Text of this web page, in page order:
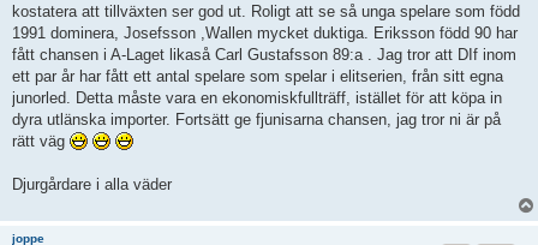
kostatera att tillväxten ser god ut. Roligt att se så unga spelare som född
1991 dominera, Josefsson ,Wallen mycket duktiga. Eriksson född 90 har
fått chansen i A-Laget likaså Carl Gustafsson 89:a . Jag tror att DIf inom
ett par år har fått ett antal spelare som spelar i elitserien, från sitt egna
junorled. Detta måste vara en ekonomiskfullträff, istället för att köpa in
dyra utlänska importer. Fortsätt ge fjunisarna chansen, jag tror ni är på
rätt väg
Djurgårdare i alla väder
joppe